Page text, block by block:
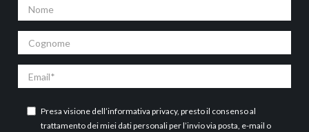
Presa visione dell’informativa privacy, presto il consenso al
trattamento dei miei dati personali per l’invio via posta, e-mail o